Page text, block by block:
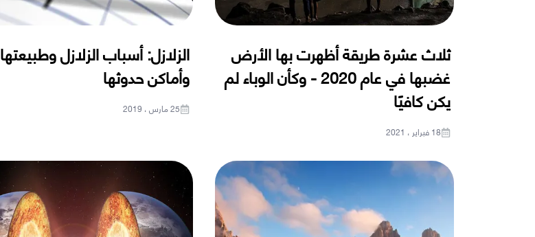
ثلاث عشرة طريقة أظهرت بها الأرض
غضبها في عام 2020 - وكأن الوباء لم
يكن كافيًا
18 فبراير ، 2021
الزلازل: أسباب الزلازل وطبيعتها
وأماكن حدوثها
25 مارس ، 2019